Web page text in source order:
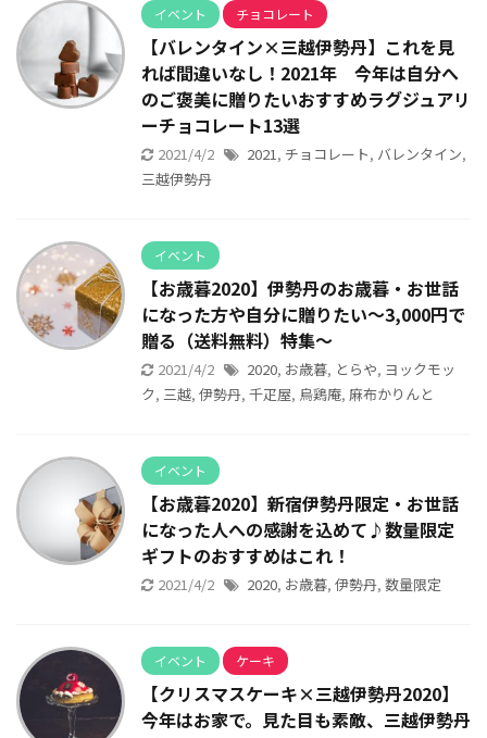
イベント チョコレート
【バレンタイン×三越伊勢丹】これを見
れば間違いなし！2021年 今年は自分へ
のご褒美に贈りたいおすすめラグジュアリ
ーチョコレート13選
2021/4/2 2021, チョコレート, バレンタイン,
三越伊勢丹
イベント
【お歳暮2020】伊勢丹のお歳暮・お世話
になった方や自分に贈りたい〜3,000円で
贈る（送料無料）特集〜
2021/4/2 2020, お歳暮, とらや, ヨックモッ
ク, 三越, 伊勢丹, 千疋屋, 烏鶏庵, 麻布かりんと
イベント
【お歳暮2020】新宿伊勢丹限定・お世話
になった人への感謝を込めて♪数量限定
ギフトのおすすめはこれ！
2021/4/2 2020, お歳暮, 伊勢丹, 数量限定
イベント ケーキ
【クリスマスケーキ×三越伊勢丹2020】
今年はお家で。見た目も素敵、三越伊勢丹